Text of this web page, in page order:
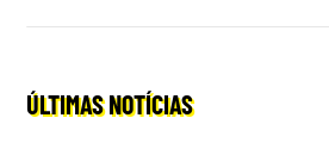
ÚLTIMAS NOTÍCIAS